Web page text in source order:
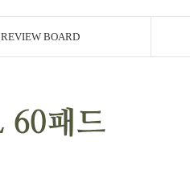
REVIEW BOARD